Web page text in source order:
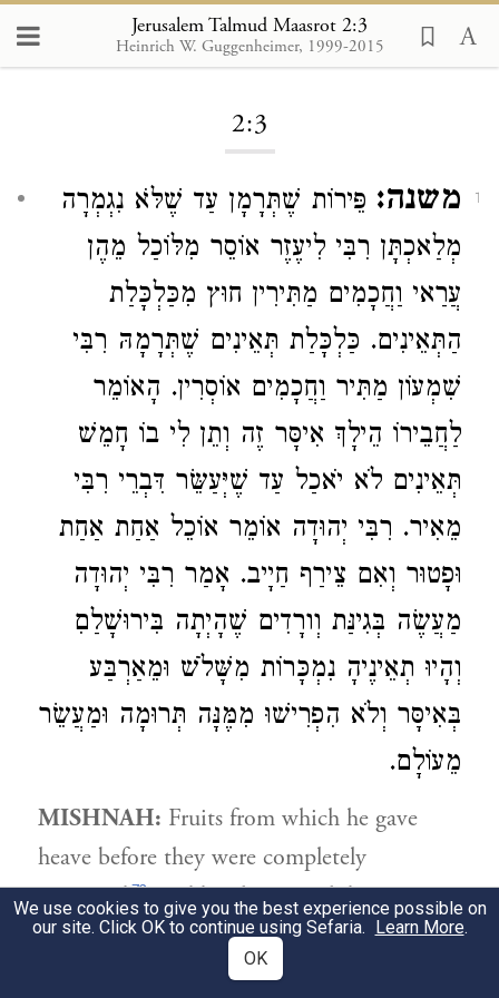
Jerusalem Talmud Maasrot 2:3
Heinrich W. Guggenheimer, 1999-2015
Loading...
2:3
1 משנה: פֵּירוֹת שֶׁתְּרָמָן עַד שֶׁלֹּא נִגְמְרָה
מְלַאכְתָּן רִבִּי לִיעֶזֶר אוֹסֵר מִלּוֹכַל מֵהֶן
עֲרַאי וַחֲכָמִים מַתִּירִין חוּץ מִכַּלְכָּלַת
הַתְּאֵינִים. כַּלְכָּלַת תְּאֵינִים שֶׁתְּרָמָהּ רִבִּי
שִׁמְעוֹן מַתִּיר וַחֲכָמִים אוֹסְרִין. הָאוֹמֵר
לַחֲבֵירוֹ הֵילָךְ אִיסָּר זֶה וְתֵן לִי בוֹ חָמֵשׁ
תְּאֵינִים לֹא יֹאכַל עַד שֶׁיְּעַשֵּׂר דִּבְרֵי רִבִּי
מֵאִיר. רִבִּי יְהוּדָה אוֹמֵר אוֹכֵל אַחַת אַחַת
וּפָטוּר וְאִם צֵירַף חַיָיב. אָמַר רִבִּי יְהוּדָה
מַעֲשֶׂה בְּגִינַּת וְורָדִים שֶׁהָיְתָה בִּירוּשָׁלַםִ
וְהָיוּ תְאֵינֶיהָ נִמְכָּרוֹת מִשָּׁלֹשׁ וּמֵאַרְבַּע
בְּאִיסָּר וְלֹא הִפְרִישׁוּ מִמֶּנָּה תְּרוּמָה וּמַעֲשֵׂר
מֵעוֹלָם.
MISHNAH: Fruits from which he gave
heave before they were completely
processed72, Rebbi Eliezer prohibits to eat
snacks from them73but the Sages permit it
except for harvesting-baskets of figs
We use cookies to give you the best experience possible on
our site. Click OK to continue using Sefaria. Learn More.
OK